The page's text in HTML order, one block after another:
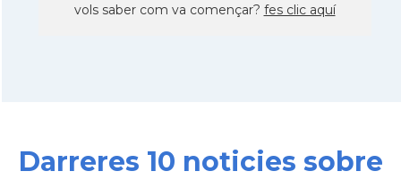
vols saber com va començar? fes clic aquí
Darreres 10 noticies sobre